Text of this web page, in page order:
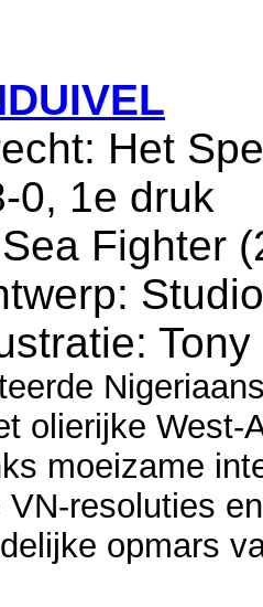
Het
0, 1e druk
Fighter
olierijke West-
moeizame
VN-resoluties
opmars